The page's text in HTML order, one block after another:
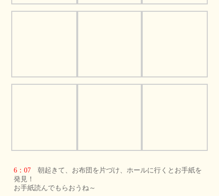
6：07 朝起きて、お布団を片づけ、ホールに行くとお手紙を
発見！
お手紙読んでもらおうね～